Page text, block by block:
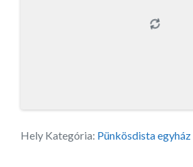
Hely Kategória: Pünkösdista egyház